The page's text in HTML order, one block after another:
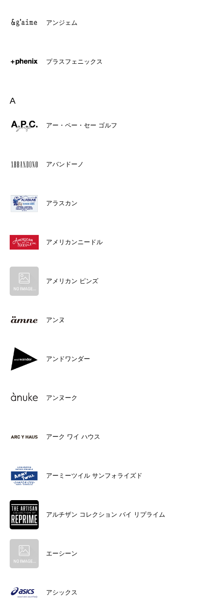
アンジェム
プラスフェニックス
A
アー・ペー・セー ゴルフ
アバンドーノ
アラスカン
アメリカンニードル
アメリカン ピンズ
アンヌ
アンドワンダー
アンヌーク
アーク ワイ ハウス
アーミーツイル サンフォライズド
アルチザン コレクション バイ リプライム
エーシーン
アシックス